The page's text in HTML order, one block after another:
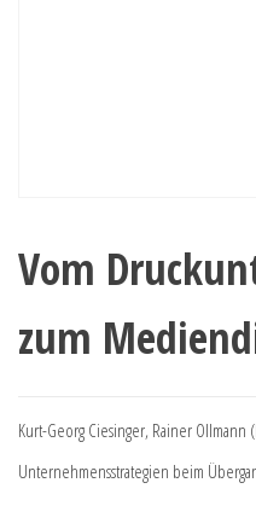
Vom
zum
Kurt-Georg Ciesinger, Rainer Ollmann
Unternehmensstrategien beim